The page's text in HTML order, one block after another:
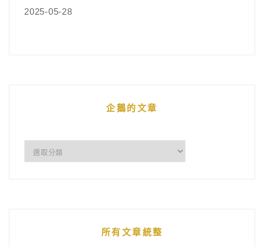
2025-05-28
企鵝的文章
所有文章統整